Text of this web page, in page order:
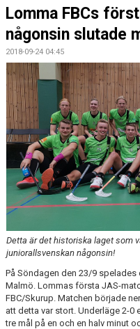
VÅRA LAG
MATCHER
SPONSORER
LOMMA FBC SHOPPEN
GDPR
Lomma FBCs
någonsin slutade
2018-09-24 04:45
Detta är det historiska laget som
juniorallsvenskan någonsin!
På Söndagen den 23/9
Malmö. Lommas första JAS-
FBC/Skurup. Matchen började
att detta var stort. Underläge 2-0
tre mål på en och en halv minut